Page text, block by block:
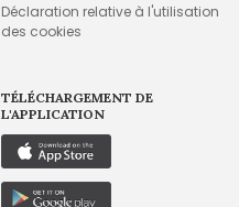
Déclaration relative à l'utilisation
des cookies
TÉLÉCHARGEMENT DE
L'APPLICATION